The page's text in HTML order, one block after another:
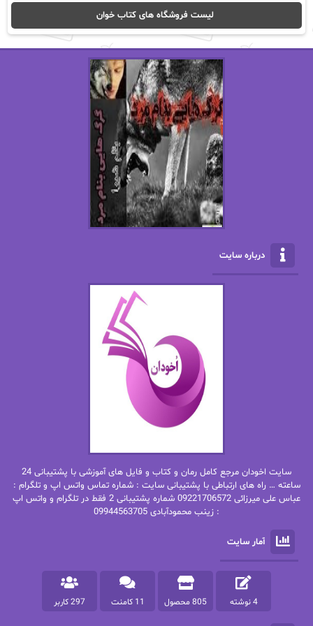
ا_اصغر زاده ا_اصغرزاده
اریک مورگنشترن از نیلوفر لاری
استل مسکم
اصغر زاده
اکرم محمدی
الف صاد
الکساندر دوما
الناز پاکپور‌
الناز محمدی
امیر فرهی
باران
بهار سلطانی
بهاره شیرازی
بهاره.م
بیتا فرخی
پاتریشیا ویلسون پرتو فرهمند
پرستو اسحقی
پرستو مهاجر
پرهام رسولی
پروانه قدیمی پروانه محمدی
لیست فروشگاه های کتاب خوان
درباره سایت
سایت اخودان مرجع کامل رمان و کتاب و فایل های آموزشی با پشتیبانی 24
ساعته … راه های ارتباطی با پشتیبانی سایت : شماره تماس واتس اپ و تلگرام :
عباس علی میرزائی 09221706572 شماره پشتیبانی 2 فقط در تلگرام و واتس اپ
: زینب محمودآبادی 09944563705
آمار سایت
4 نوشته 805 محصول 11 کامنت 297 کاربر